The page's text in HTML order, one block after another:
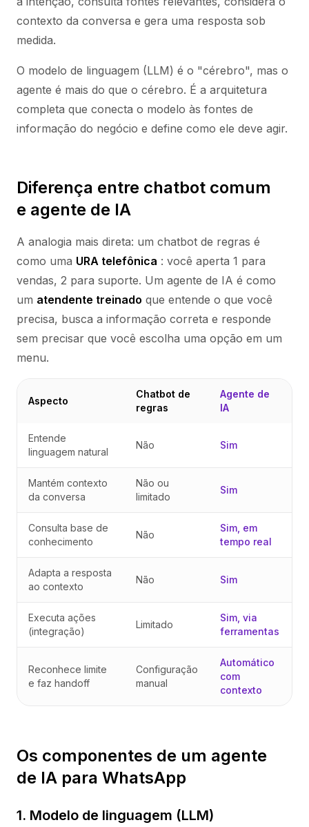
contexto da conversa e gera uma resposta sob
medida.
O modelo de linguagem (LLM) é o "cérebro", mas o
agente é mais do que o cérebro. É a arquitetura
completa que conecta o modelo às fontes de
informação do negócio e define como ele deve agir.
Diferença entre chatbot comum
e agente de IA
A analogia mais direta: um chatbot de regras é
como uma URA telefônica : você aperta 1 para
vendas, 2 para suporte. Um agente de IA é como
um atendente treinado que entende o que você
precisa, busca a informação correta e responde
sem precisar que você escolha uma opção em um
menu.
Aspecto
Chatbot de
regras
Agente de
IA
Entende
linguagem natural
Não Sim
Mantém contexto
da conversa
Não ou
limitado
Sim
Consulta base de
conhecimento
Não
Sim, em
tempo real
Adapta a resposta
ao contexto
Não Sim
Executa ações
(integração)
Limitado
Sim, via
ferramentas
Reconhece limite
e faz handoff
Configuração
manual
Automático
com
contexto
Os componentes de um agente
de IA para WhatsApp
1. Modelo de linguagem (LLM)